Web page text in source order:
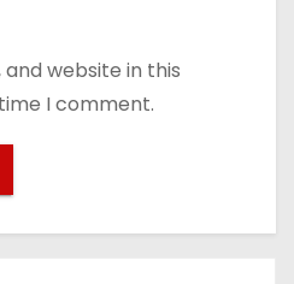
website in this
I comment.